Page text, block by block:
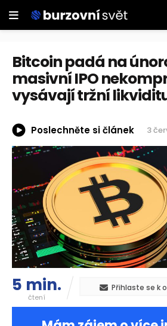
Bitcoin padá na
masivní IPO
vysávají tržní
Poslechněte si článek 3
5 min.
čtení
Přihlaste se k